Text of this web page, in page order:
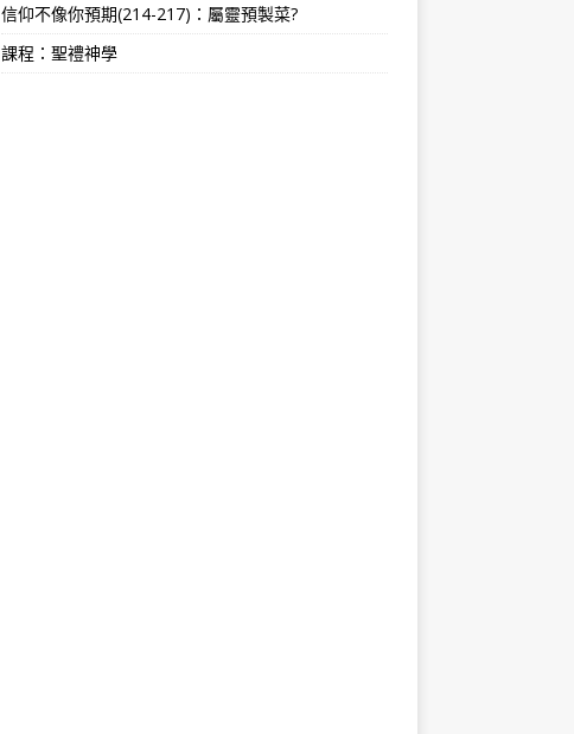
信仰不像你預期(214-217)：屬靈預製菜?
課程：聖禮神學